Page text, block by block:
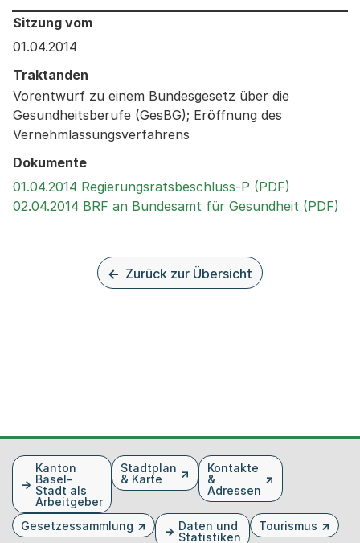
Behandelt an den folgenden Sitzungen: Informationen
Sitzung vom
01.04.2014
Traktanden
Vorentwurf zu einem Bundesgesetz über die
Gesundheitsberufe (GesBG); Eröffnung des
Vernehmlassungsverfahrens
Dokumente
01.04.2014 Regierungsratsbeschluss-P (PDF)
02.04.2014 BRF an Bundesamt für Gesundheit (PDF)
Zurück zur Übersicht
FusszeileKanton
Basel-
Stadt als
Arbeitgeber
Stadtplan
& Karte
Kontakte
&
Adressen
Gesetzessammlung
Daten und
Statistiken
Tourismus